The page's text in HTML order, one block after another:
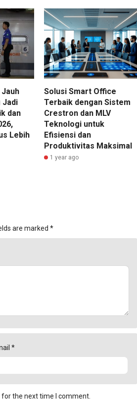
Jauh
Jadi
dan
Lebih
Solusi Smart Office
Terbaik dengan Sistem
Crestron dan MLV
Teknologi untuk
Efisiensi dan
Produktivitas Maksimal
1 year ago
are marked *
*
the next time I comment.